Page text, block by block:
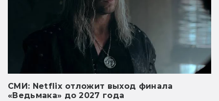
СМИ: Netflix отложит выход финала
«Ведьмака» до 2027 года